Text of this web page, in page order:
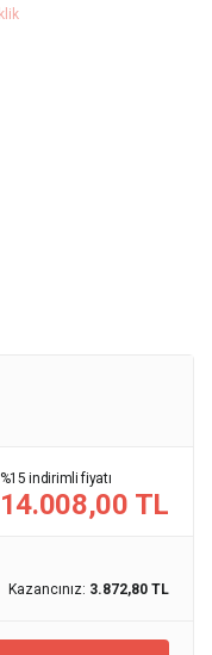
%15 indirimli fiyatı
14.008,00 TL
Kazancınız: 3.872,80 TL